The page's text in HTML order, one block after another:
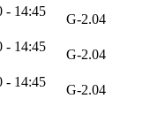
- 14:45
G-2.04
- 14:45
G-2.04
- 14:45
G-2.04